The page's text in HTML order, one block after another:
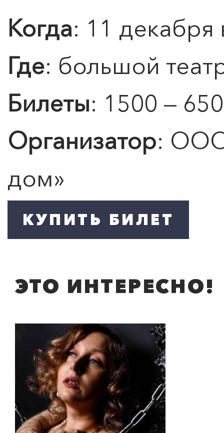
Когда: 11 декабря
Где: большой
Билеты: 1500 —
Организатор:
дом»
ЭТО ИНТЕРЕСНО!